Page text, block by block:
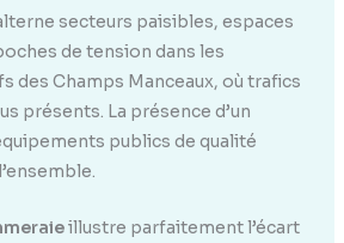
secteurs paisibles, espaces
de tension dans les
des Champs Manceaux, où trafics
présents. La présence d’un
publics de qualité
illustre parfaitement l’écart